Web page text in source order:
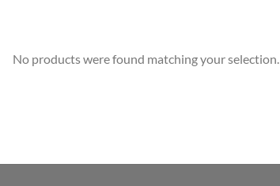
No products were found matching your selection.